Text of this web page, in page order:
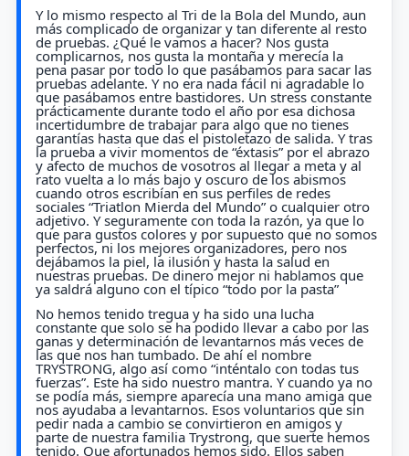
Y lo mismo respecto al Tri de la Bola del Mundo, aun
más complicado de organizar y tan diferente al resto
de pruebas. ¿Qué le vamos a hacer? Nos gusta
complicarnos, nos gusta la montaña y merecía la
pena pasar por todo lo que pasábamos para sacar las
pruebas adelante. Y no era nada fácil ni agradable lo
que pasábamos entre bastidores. Un stress constante
prácticamente durante todo el año por esa dichosa
incertidumbre de trabajar para algo que no tienes
garantías hasta que das el pistoletazo de salida. Y tras
la prueba a vivir momentos de “éxtasis” por el abrazo
y afecto de muchos de vosotros al llegar a meta y al
rato vuelta a lo más bajo y oscuro de los abismos
cuando otros escribían en sus perfiles de redes
sociales “Triatlon Mierda del Mundo” o cualquier otro
adjetivo. Y seguramente con toda la razón, ya que lo
que para gustos colores y por supuesto que no somos
perfectos, ni los mejores organizadores, pero nos
dejábamos la piel, la ilusión y hasta la salud en
nuestras pruebas. De dinero mejor ni hablamos que
ya saldrá alguno con el típico “todo por la pasta”
No hemos tenido tregua y ha sido una lucha
constante que solo se ha podido llevar a cabo por las
ganas y determinación de levantarnos más veces de
las que nos han tumbado. De ahí el nombre
TRYSTRONG, algo así como “inténtalo con todas tus
fuerzas”. Este ha sido nuestro mantra. Y cuando ya no
se podía más, siempre aparecía una mano amiga que
nos ayudaba a levantarnos. Esos voluntarios que sin
pedir nada a cambio se convirtieron en amigos y
parte de nuestra familia Trystrong, que suerte hemos
tenido. Que afortunados hemos sido. Ellos saben